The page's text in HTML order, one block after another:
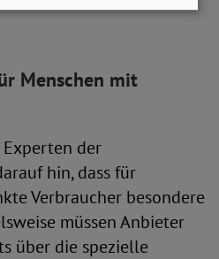
Menschen mit
der
hin, dass für
Verbraucher besondere
müssen Anbieter
über die spezielle